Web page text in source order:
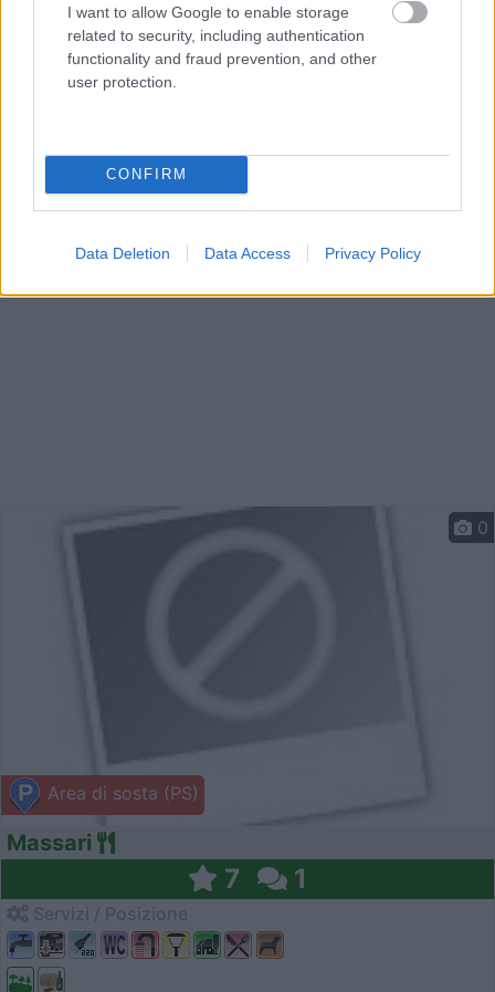
I want to allow Google to enable storage
related to security, including authentication
functionality and fraud prevention, and other
user protection.
CONFIRM
Data Deletion Data Access Privacy Policy
Servizi / Posizione
Larciano (PT) - 55.9km
Area di sosta (PS)
0
Massari
7 1